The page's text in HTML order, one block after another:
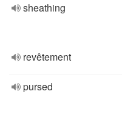
sheathing
revêtement
pursed